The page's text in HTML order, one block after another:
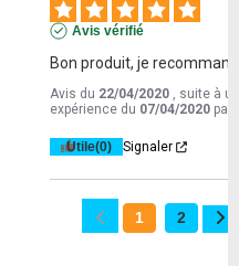
Avis vérifié
Bon produit, je
Avis du 22/04/2020 , suite à
expérience du 07/04/2020 par
Utile(0) Signaler
1 2